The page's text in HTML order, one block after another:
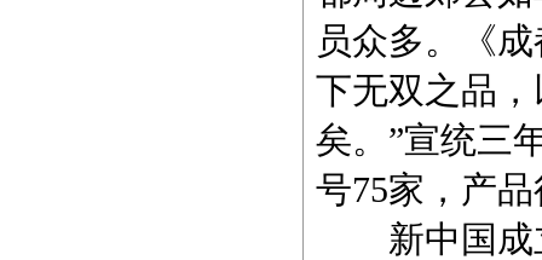
员众多。《
下无双之品
矣。”宣统三
号75家，产
新中国成立